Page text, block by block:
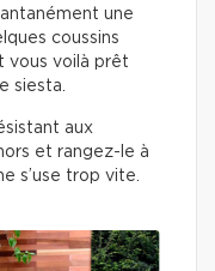
une
coussins
vous voilà prêt
siesta.
aux
et rangez-le à
s’use trop vite.